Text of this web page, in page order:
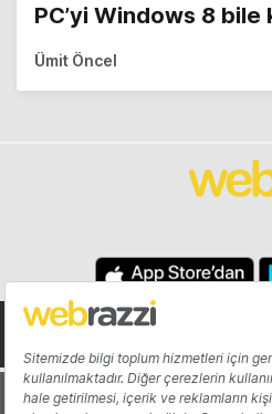
PC’yi Windows 8 bile
Ümit Öncel
Hakkında